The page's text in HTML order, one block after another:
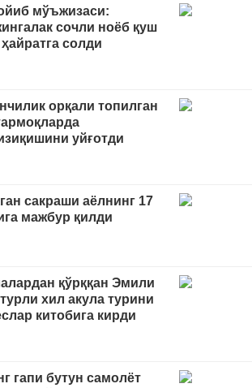
мўъжизаси:
сочли ноёб қуш
солди
орқали топилган
уйғотди
сакраши аёлнинг 17
мажбур қилди
қўрққан Эмили
хил акула турини
китобига кирди
гапи бутун самолёт